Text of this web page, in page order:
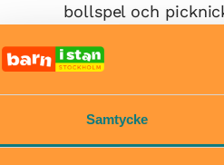
Samtycke
bollspel och
När istjocklek och
Rönningesjön i